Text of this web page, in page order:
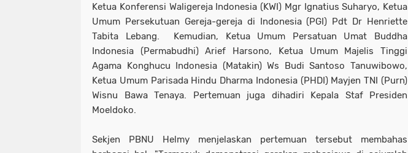
Ketua Konferensi Waligereja Indonesia (KWI) Mgr Ignatius Suharyo, Ketua
Umum Persekutuan Gereja-gereja di Indonesia (PGI) Pdt Dr Henriette
Tabita Lebang. Kemudian, Ketua Umum Persatuan Umat Buddha
Indonesia (Permabudhi) Arief Harsono, Ketua Umum Majelis Tinggi
Agama Konghucu Indonesia (Matakin) Ws Budi Santoso Tanuwibowo,
Ketua Umum Parisada Hindu Dharma Indonesia (PHDI) Mayjen TNI (Purn)
Wisnu Bawa Tenaya. Pertemuan juga dihadiri Kepala Staf Presiden
Moeldoko.
Sekjen PBNU Helmy menjelaskan pertemuan tersebut membahas